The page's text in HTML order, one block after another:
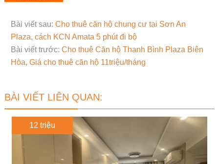
Bài viết sau: Cho thuê căn hộ chung cư tại Sơn An
Plaza, cách KCN Amata 5 phút đi bộ
Bài viết trước: Cho thuê Căn hộ Thanh Bình Plaza Biên
Hòa, Giá cho thuê căn hộ 11triệu/tháng
BÀI VIẾT LIÊN QUAN:
12 triệu